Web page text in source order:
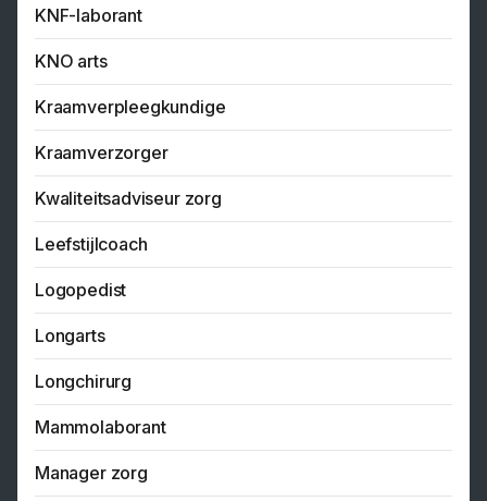
KNF-laborant
KNO arts
Kraamverpleegkundige
Kraamverzorger
Kwaliteitsadviseur zorg
Leefstijlcoach
Logopedist
Longarts
Longchirurg
Mammolaborant
Manager zorg